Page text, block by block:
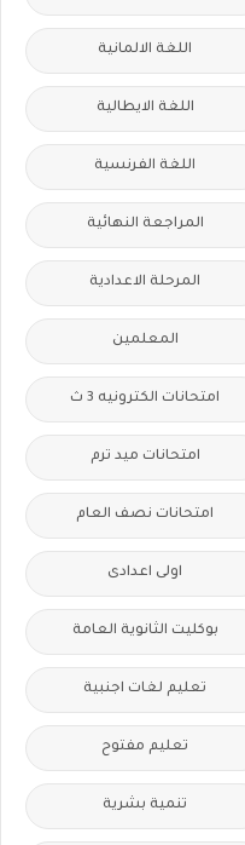
اللغة الالمانية
اللغة الايطالية
اللغة الفرنسية
المراجعة النهائية
المرحلة الاعدادية
المعلمين
امتحانات الكترونيه 3 ث
امتحانات ميد ترم
امتحانات نصف العام
اولى اعدادى
بوكليت الثانوية العامة
تعليم لغات اجنبية
تعليم مفتوح
تنمية بشرية